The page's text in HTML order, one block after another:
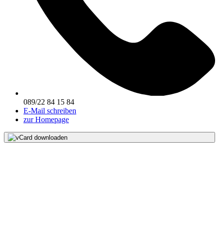
089/22 84 15 84
E-Mail schreiben
zur Homepage
vCard downloaden